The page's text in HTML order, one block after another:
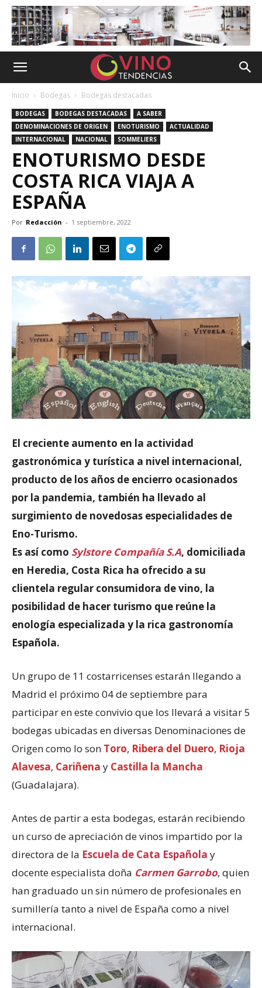
Inicio Bodegas Bodegas destacadas
BODEGAS BODEGAS DESTACADAS
A SABER
DENOMINACIONES DE ORIGEN
ENOTURISMO
ACTUALIDAD
INTERNACIONAL
NACIONAL SOMMELIERS
ENOTURISMO DESDE
COSTA RICA VIAJA A
ESPAÑA
Por Redacción - 1 septiembre, 2022
El creciente aumento en la actividad
gastronómica y turística a nivel internacional,
producto de los años de encierro ocasionados
por la pandemia, también ha llevado al
surgimiento de novedosas especialidades de
Eno-Turismo.
Es así como Sylstore Compañía S.A, domiciliada
en Heredia, Costa Rica ha ofrecido a su
clientela regular consumidora de vino, la
posibilidad de hacer turismo que reúne la
enología especializada y la rica gastronomía
Española.
Un grupo de 11 costarricenses estarán llegando a
Madrid el próximo 04 de septiembre para
participar en este convivio que los llevará a visitar 5
bodegas ubicadas en diversas Denominaciones de
Origen como lo son Toro, Ribera del Duero, Rioja
Alavesa, Cariñena y Castilla la Mancha
(Guadalajara).
Antes de partir a esta bodegas, estarán recibiendo
un curso de apreciación de vinos impartido por la
directora de la Escuela de Cata Española y
docente especialista doña Carmen Garrobo, quien
han graduado un sin número de profesionales en
sumillería tanto a nivel de España como a nivel
internacional.